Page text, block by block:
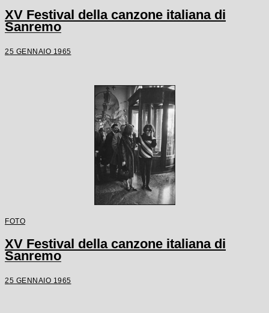
XV Festival della canzone italiana di
Sanremo
25 GENNAIO 1965
FOTO
XV Festival della canzone italiana di
Sanremo
25 GENNAIO 1965